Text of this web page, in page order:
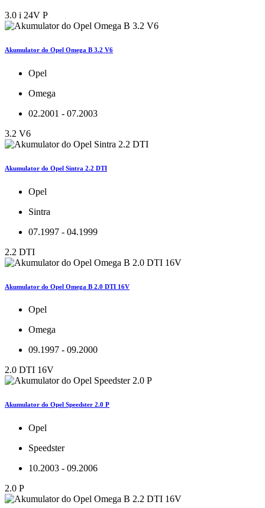
3.0 i 24V P
Akumulator do Opel Omega B 3.2 V6
Opel
Omega
02.2001 - 07.2003
3.2 V6
Akumulator do Opel Sintra 2.2 DTI
Opel
Sintra
07.1997 - 04.1999
2.2 DTI
Akumulator do Opel Omega B 2.0 DTI 16V
Opel
Omega
09.1997 - 09.2000
2.0 DTI 16V
Akumulator do Opel Speedster 2.0 P
Opel
Speedster
10.2003 - 09.2006
2.0 P